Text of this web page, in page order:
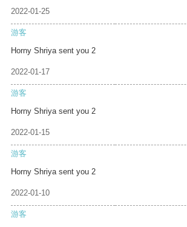
2022-01-25
游客
Horny Shriya sent you 2
2022-01-17
游客
Horny Shriya sent you 2
2022-01-15
游客
Horny Shriya sent you 2
2022-01-10
游客